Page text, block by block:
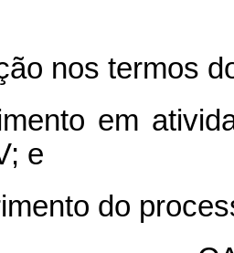
nos termos
em
e
do